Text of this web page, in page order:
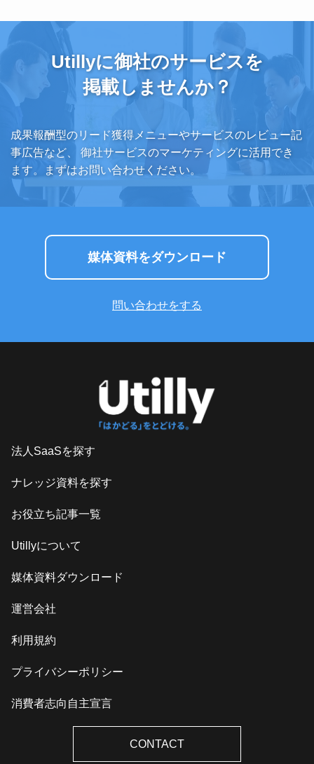
Utillyに御社のサービスを
掲載しませんか？
成果報酬型のリード獲得メニューやサービスのレビュー記
事広告など、
御社サービスのマーケティングに活用でき
ます。まずはお問い合わせください。
媒体資料をダウンロード
問い合わせをする
法人SaaSを探す
ナレッジ資料を探す
お役立ち記事一覧
Utillyについて
媒体資料ダウンロード
運営会社
利用規約
プライバシーポリシー
消費者志向自主宣言
CONTACT